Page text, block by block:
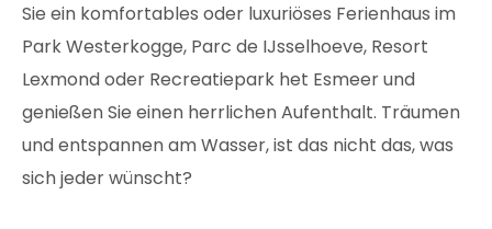
Sie ein komfortables oder luxuriöses Ferienhaus im
Park Westerkogge, Parc de IJsselhoeve, Resort
Lexmond oder Recreatiepark het Esmeer und
genießen Sie einen herrlichen Aufenthalt. Träumen
und entspannen am Wasser, ist das nicht das, was
sich jeder wünscht?